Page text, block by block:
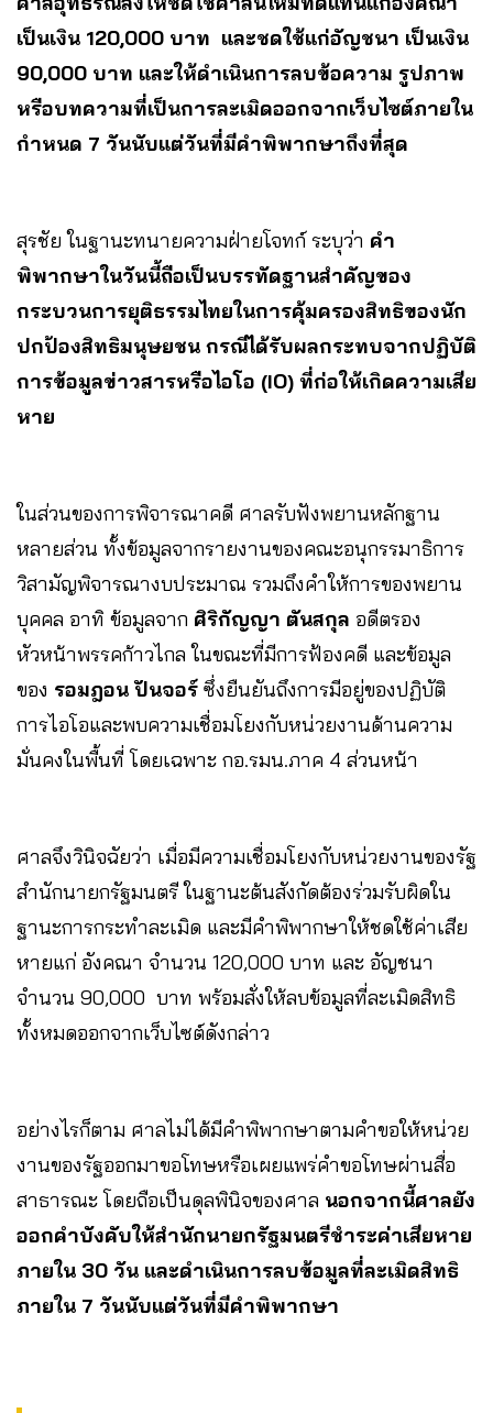
เป็นเงิน 120,000 บาท และชดใช้แก่อัญชนา เป็นเงิน
90,000 บาท และให้ดำเนินการลบข้อความ รูปภาพ
หรือบทความที่เป็นการละเมิดออกจากเว็บไซต์ภายใน
กำหนด 7 วันนับแต่วันที่มีคำพิพากษาถึงที่สุด
สุรชัย ในฐานะทนายความฝ่ายโจทก์ ระบุว่า คำ
พิพากษาในวันนี้ถือเป็นบรรทัดฐานสำคัญของ
กระบวนการยุติธรรมไทยในการคุ้มครองสิทธิของนัก
ปกป้องสิทธิมนุษยชน กรณีได้รับผลกระทบจากปฏิบัติ
การข้อมูลข่าวสารหรือไอโอ (IO) ที่ก่อให้เกิดความเสีย
หาย
ในส่วนของการพิจารณาคดี ศาลรับฟังพยานหลักฐาน
หลายส่วน ทั้งข้อมูลจากรายงานของคณะอนุกรรมาธิการ
วิสามัญพิจารณางบประมาณ รวมถึงคำให้การของพยาน
บุคคล อาทิ ข้อมูลจาก ศิริกัญญา ตันสกุล อดีตรอง
หัวหน้าพรรคก้าวไกล ในขณะที่มีการฟ้องคดี และข้อมูล
ของ รอมฎอน ปันจอร์ ซึ่งยืนยันถึงการมีอยู่ของปฏิบัติ
การไอโอและพบความเชื่อมโยงกับหน่วยงานด้านความ
มั่นคงในพื้นที่ โดยเฉพาะ กอ.รมน.ภาค 4 ส่วนหน้า
ศาลจึงวินิจฉัยว่า เมื่อมีความเชื่อมโยงกับหน่วยงานของรัฐ
สำนักนายกรัฐมนตรี ในฐานะต้นสังกัดต้องร่วมรับผิดใน
ฐานะการกระทำละเมิด และมีคำพิพากษาให้ชดใช้ค่าเสีย
หายแก่ อังคณา จำนวน 120,000 บาท และ อัญชนา
จำนวน 90,000 บาท พร้อมสั่งให้ลบข้อมูลที่ละเมิดสิทธิ
ทั้งหมดออกจากเว็บไซต์ดังกล่าว
อย่างไรก็ตาม ศาลไม่ได้มีคำพิพากษาตามคำขอให้หน่วย
งานของรัฐออกมาขอโทษหรือเผยแพร่คำขอโทษผ่านสื่อ
สาธารณะ โดยถือเป็นดุลพินิจของศาล นอกจากนี้ศาลยัง
ออกคำบังคับให้สำนักนายกรัฐมนตรีชำระค่าเสียหาย
ภายใน 30 วัน และดำเนินการลบข้อมูลที่ละเมิดสิทธิ
ภายใน 7 วันนับแต่วันที่มีคำพิพากษา